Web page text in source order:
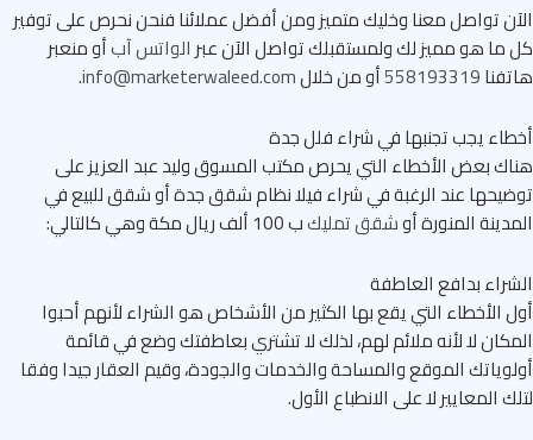
تواصل معنا وخليك متميز ومن أفضل عملائنا فنحن نحرص على توفير
هو مميز لك ولمستقبلك تواصل الآن عبرالواتس آبأو منعبر
558193319أو من خلالinfo@marketerwaleed.com
.
يجب تجنبها في شراء فلل جدة
بعض الأخطاء التي يحرص مكتب المسوق وليد عبد العزيز على
عند الرغبة في شراء فيلا نظام شقق جدة أو شقق للبيع في
المنورة أوشقق تمليكب 100 ألف ريال مكة وهي كالتالي:
بدافع العاطفة
الأخطاء التي يقع بها الكثير من الأشخاص هو الشراء لأنهم أحبوا
لا لأنه ملائم لهم، لذلك لا تشتري بعاطفتك وضع في قائمة
الموقع والمساحة والخدمات والجودة، وقيم العقار جيدا وفقا
المعايير لا على الانطباع الأول.